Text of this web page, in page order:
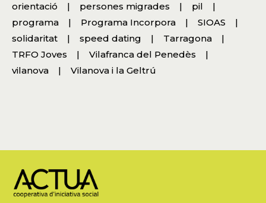
orientació
persones migrades
pil
programa
Programa Incorpora
SIOAS
solidaritat
speed dating
Tarragona
TRFO Joves
Vilafranca del Penedès
vilanova
Vilanova i la Geltrú